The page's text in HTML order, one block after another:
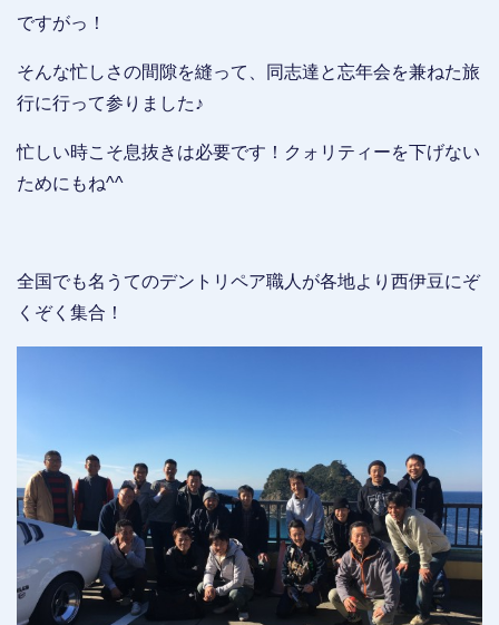
ですがっ！
そんな忙しさの間隙を縫って、同志達と忘年会を兼ねた旅
行に行って参りました♪
忙しい時こそ息抜きは必要です！クォリティーを下げない
ためにもね^^
全国でも名うてのデントリペア職人が各地より西伊豆にぞ
くぞく集合！